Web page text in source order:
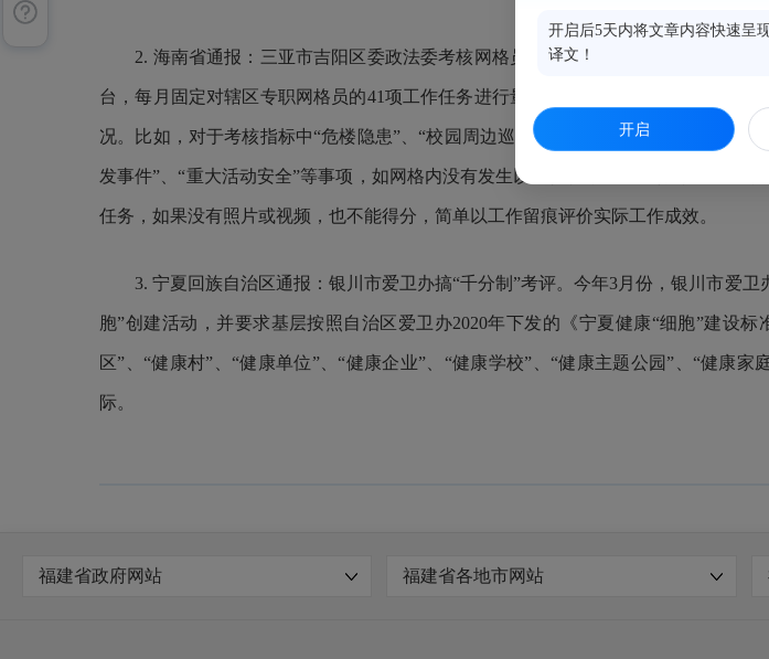
2. 海南省通报：三亚市吉阳区委政法委考核网格员工作指标设置不科学不合理，
台，每月固定对辖区专职网格员的41项工作任务进行量化计分考核，没有根据每个
况。比如，对于考核指标中“危楼隐患”、“校园周边巡查”、“铁路护路”等事项，如
发事件”、“重大活动安全”等事项，如网格内没有发生以上情况，也无法得分。此外
任务，如果没有照片或视频，也不能得分，简单以工作留痕评价实际工作成效。
3. 宁夏回族自治区通报：银川市爱卫办搞“千分制”考评。今年3月份，银川市爱卫
胞”创建活动，并要求基层按照自治区爱卫办2020年下发的《宁夏健康“细胞”建设
区”、“健康村”、“健康单位”、“健康企业”、“健康学校”、“健康主题公园”、“健康
际。
福建省政府网站 福建省各地市网站
开启后5天内将文章内容快速呈
译文！
开启